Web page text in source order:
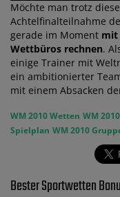
Möchte man trotz
Achtelfinalteilnahme
gerade im Moment mit
Wettbüros rechnen.
einige Trainer mit
ein ambitionierter
mit einem Absacken
WM 2010 Wetten WM
Spielplan WM 2010
Bester Sportwetten